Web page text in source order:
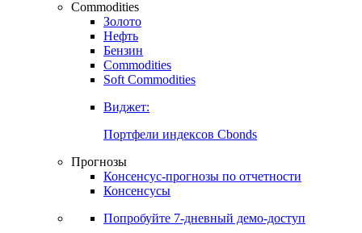
Commodities
Золото
Нефть
Бензин
Commodities
Soft Commodities
Виджет:
Портфели индексов Cbonds
Прогнозы
Консенсус-прогнозы по отчетности
Консенсусы
Попробуйте 7-дневный демо-доступ